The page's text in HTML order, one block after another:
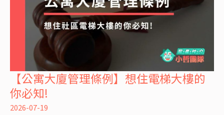
【公寓大廈管理條例】想住電梯大樓的
你必知!
2026-07-19
【公
寓
大
廈